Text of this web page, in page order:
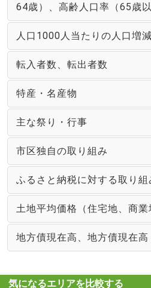
64歳）、高齢人口率（65歳以
人口1000人当たりの人口増
転入者数、転出者数
特産・名産物
主な祭り・行事
市区独自の取り組み
ふるさと納税に対する取り組
土地平均価格（住宅地、商業
地方債現在高、地方債現在高
気になるエリアを比較する